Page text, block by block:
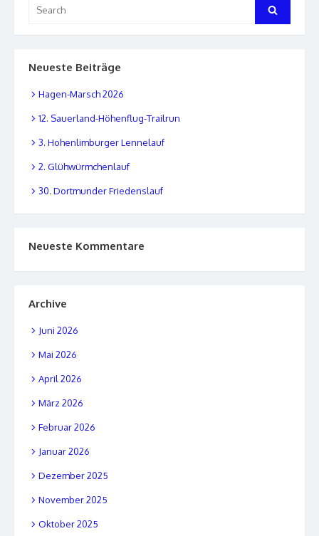
for:
Search
Neueste Beiträge
Hagen-Marsch 2026
12. Sauerland-Höhenflug-Trailrun
3. Hohenlimburger Lennelauf
2. Glühwürmchenlauf
30. Dortmunder Friedenslauf
Neueste Kommentare
Archive
Juni 2026
Mai 2026
April 2026
März 2026
Februar 2026
Januar 2026
Dezember 2025
November 2025
Oktober 2025